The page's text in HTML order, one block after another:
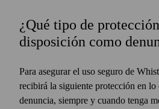
¿Qué tipo de
disposición como
Para asegurar el uso seguro de
recibirá la siguiente protección en lo
denuncia, siempre y cuando tenga